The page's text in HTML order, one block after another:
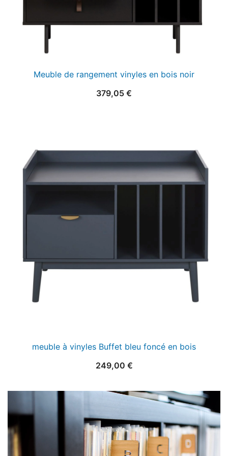
Meuble de rangement vinyles en bois noir
379,05 €
meuble à vinyles Buffet bleu foncé en bois
249,00 €